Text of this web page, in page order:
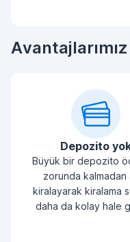
Avantajlarımız
Depozito
Büyük bir depozito
zorunda kalmadan
kiralayarak kiralama
daha da kolay hale